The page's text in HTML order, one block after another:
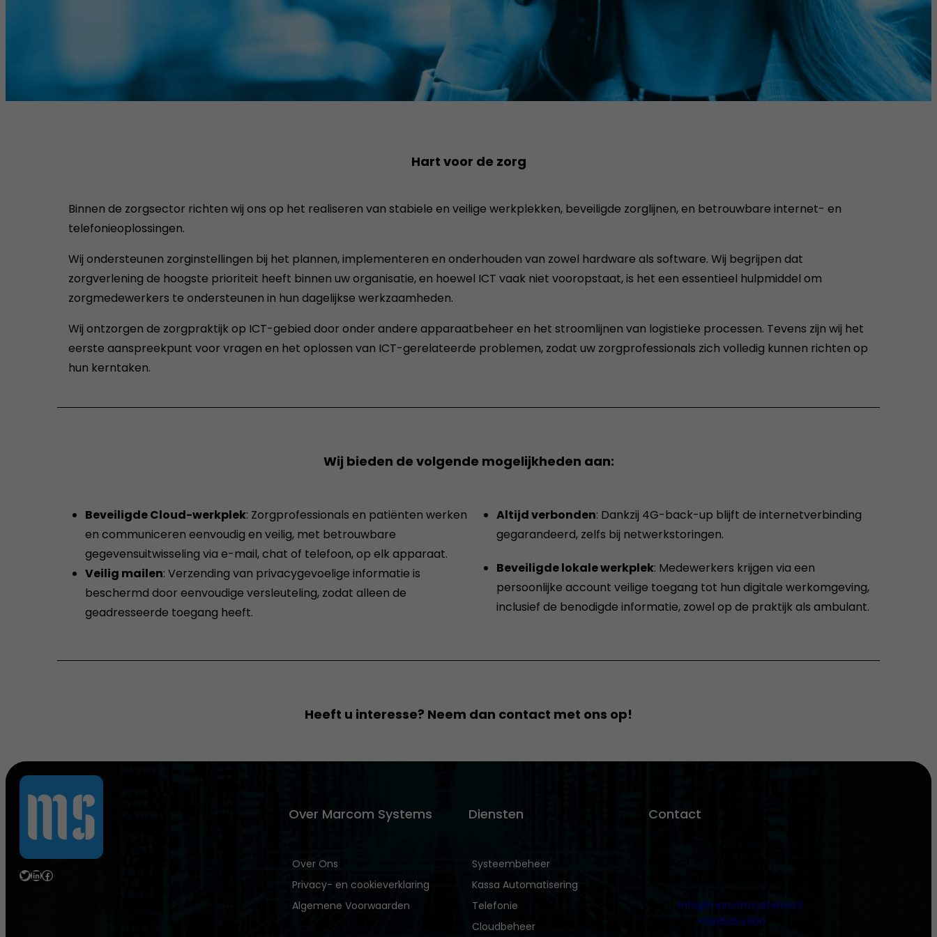
Hart voor de zorg
Binnen de zorgsector richten wij ons op het realiseren van stabiele en veilige werkplekken, beveiligde zorglijnen, en betrouwbare internet- en
telefonieoplossingen.
Wij ondersteunen zorginstellingen bij het plannen, implementeren en onderhouden van zowel hardware als software. Wij begrijpen dat
zorgverlening de hoogste prioriteit heeft binnen uw organisatie, en hoewel ICT vaak niet vooropstaat, is het een essentieel hulpmiddel om
zorgmedewerkers te ondersteunen in hun dagelijkse werkzaamheden.
Wij ontzorgen de zorgpraktijk op ICT-gebied door onder andere apparaatbeheer en het stroomlijnen van logistieke processen. Tevens zijn wij het
eerste aanspreekpunt voor vragen en het oplossen van ICT-gerelateerde problemen, zodat uw zorgprofessionals zich volledig kunnen richten op
hun kerntaken.
Wij bieden de volgende mogelijkheden aan:
Beveiligde Cloud-werkplek: Zorgprofessionals en patiënten werken
en communiceren eenvoudig en veilig, met betrouwbare
gegevensuitwisseling via e-mail, chat of telefoon, op elk apparaat.
Veilig mailen: Verzending van privacygevoelige informatie is
beschermd door eenvoudige versleuteling, zodat alleen de
geadresseerde toegang heeft.
Altijd verbonden: Dankzij 4G-back-up blijft de internetverbinding
gegarandeerd, zelfs bij netwerkstoringen.
Beveiligde lokale werkplek: Medewerkers krijgen via een
persoonlijke account veilige toegang tot hun digitale werkomgeving,
inclusief de benodigde informatie, zowel op de praktijk als ambulant.
Heeft u interesse? Neem dan contact met ons op!
Twitter LinkedIn Facebook
Over Marcom Systems
Over Ons
Privacy- en cookieverklaring
Algemene Voorwaarden
Diensten
Systeembeheer
Kassa Automatisering
Telefonie
Cloudbeheer
Contact
info@marcomsystems.nl
+0885054900